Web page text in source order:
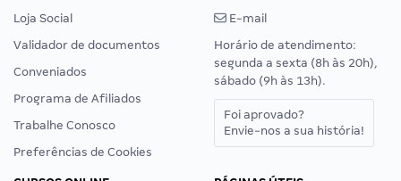
Loja Social
Validador de documentos
Conveniados
Programa de Afiliados
Trabalhe Conosco
Preferências de Cookies
E-mail
Horário de atendimento:
segunda a sexta (8h às 20h),
sábado (9h às 13h).
Foi aprovado?
Envie-nos a sua história!